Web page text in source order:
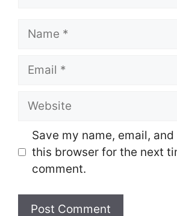
Name
Email
Website
Save my name, email,
this browser for the next
comment.